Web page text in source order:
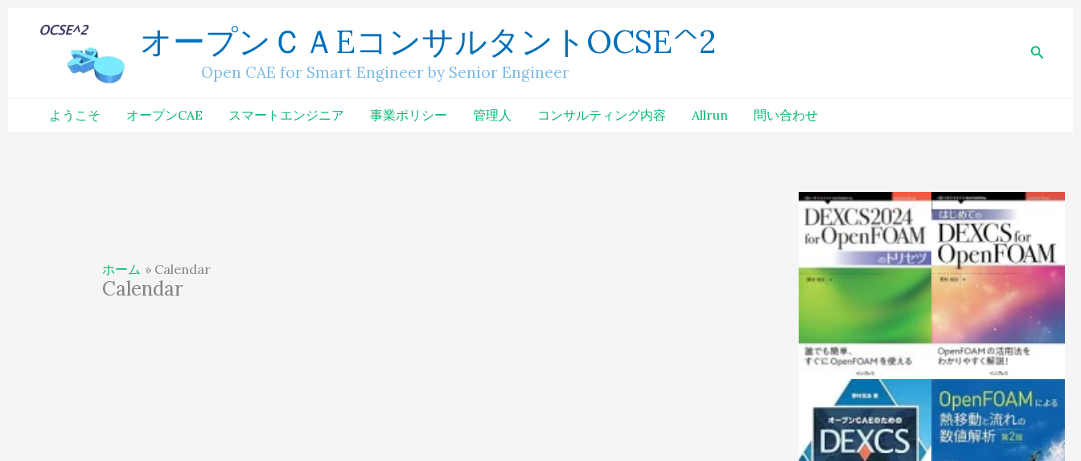
オープンＣＡEコンサルタントOCSE^2
Open CAE for Smart Engineer by Senior Engineer
検
ようこそ オープンCAE スマートエンジニア 事業ポリシー 管理人 コンサルティング内容 Allrun 問い合わせ
ホーム Calendar
Calendar
過
去
事